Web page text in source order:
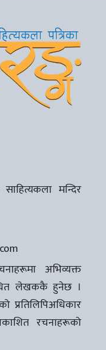
मन्दिर
अभिव्यक्त
लेखककै हुनेछ ।
प्रतिलिपिअधिकार
रचनाहरूको